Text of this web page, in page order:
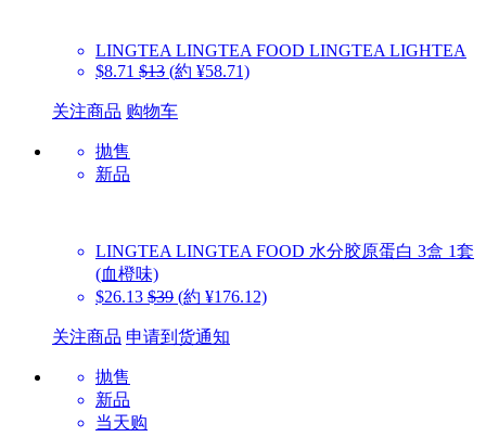
LINGTEA LINGTEA FOOD LINGTEA LIGHTEA
$8.71 $13 (約 ¥58.71)
关注商品 购物车
抛售
新品
LINGTEA LINGTEA FOOD 水分胶原蛋白 3盒 1套
(血橙味)
$26.13 $39 (約 ¥176.12)
关注商品 申请到货通知
抛售
新品
当天购